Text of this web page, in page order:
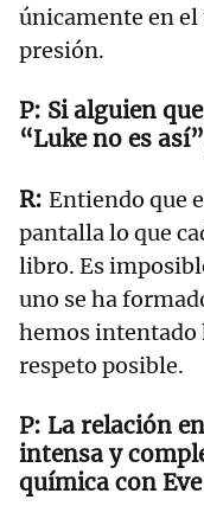
únicamente en el
presión.
Si alguien
“Luke no es
Entiendo que
pantalla lo que
libro. Es
uno se ha
hemos intentado
respeto posible.
La relación
intensa y
química con